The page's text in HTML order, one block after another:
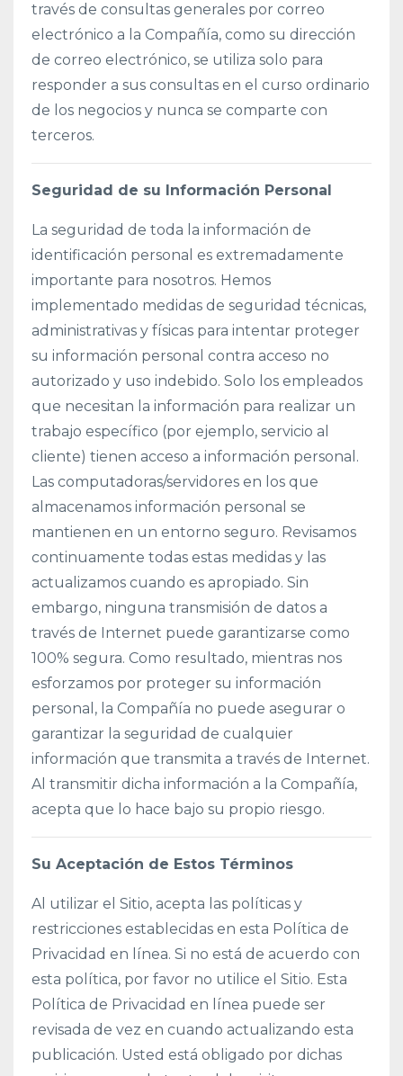
través de consultas generales por correo
electrónico a la Compañía, como su dirección
de correo electrónico, se utiliza solo para
responder a sus consultas en el curso ordinario
de los negocios y nunca se comparte con
terceros.
Seguridad de su Información Personal
La seguridad de toda la información de
identificación personal es extremadamente
importante para nosotros. Hemos
implementado medidas de seguridad técnicas,
administrativas y físicas para intentar proteger
su información personal contra acceso no
autorizado y uso indebido. Solo los empleados
que necesitan la información para realizar un
trabajo específico (por ejemplo, servicio al
cliente) tienen acceso a información personal.
Las computadoras/servidores en los que
almacenamos información personal se
mantienen en un entorno seguro. Revisamos
continuamente todas estas medidas y las
actualizamos cuando es apropiado. Sin
embargo, ninguna transmisión de datos a
través de Internet puede garantizarse como
100% segura. Como resultado, mientras nos
esforzamos por proteger su información
personal, la Compañía no puede asegurar o
garantizar la seguridad de cualquier
información que transmita a través de Internet.
Al transmitir dicha información a la Compañía,
acepta que lo hace bajo su propio riesgo.
Su Aceptación de Estos Términos
Al utilizar el Sitio, acepta las políticas y
restricciones establecidas en esta Política de
Privacidad en línea. Si no está de acuerdo con
esta política, por favor no utilice el Sitio. Esta
Política de Privacidad en línea puede ser
revisada de vez en cuando actualizando esta
publicación. Usted está obligado por dichas